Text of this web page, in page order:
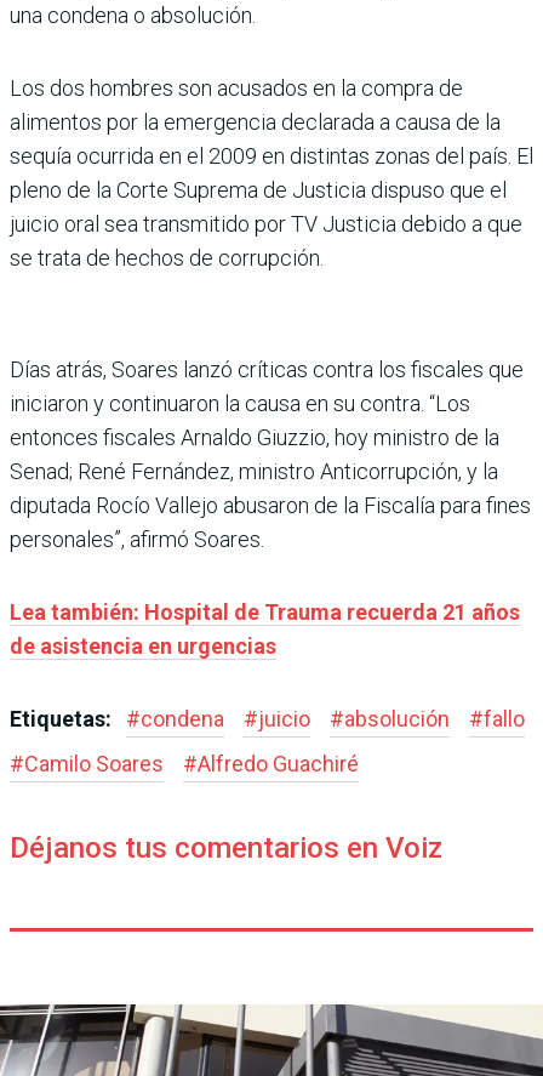
una condena o absolución.
Los dos hombres son acusados en la compra de
alimentos por la emergencia declarada a causa de la
sequía ocurrida en el 2009 en distintas zonas del país. El
pleno de la Corte Suprema de Justicia dispuso que el
juicio oral sea transmitido por TV Justicia debido a que
se trata de hechos de corrupción.
Días atrás, Soares lanzó críticas contra los fiscales que
iniciaron y continuaron la causa en su contra. “Los
entonces fiscales Arnaldo Giuzzio, hoy ministro de la
Senad; René Fernández, ministro Anticorrupción, y la
diputada Rocío Vallejo abusaron de la Fiscalía para fines
personales”, afirmó Soares.
Lea también: Hospital de Trauma recuerda 21 años
de asistencia en urgencias
Etiquetas: #condena #juicio #absolución #fallo
#Camilo Soares #Alfredo Guachiré
Déjanos tus comentarios en Voiz